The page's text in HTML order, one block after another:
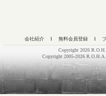
会社紹介 l 無料会員登録 l
Copyright 2026
Copyright 2005-2026